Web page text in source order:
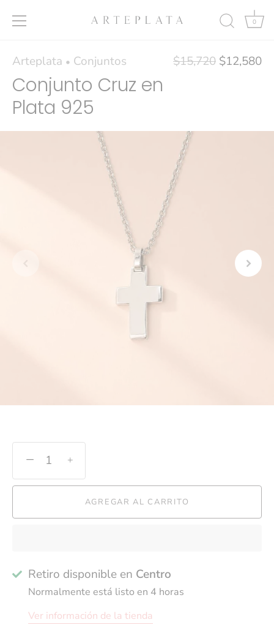
contenido
0
Arteplata • Conjuntos $15,720 $12,580
Conjunto Cruz en
Plata 925
− +
AGREGAR AL CARRITO
Retiro disponible en Centro
Normalmente está listo en 4 horas
Ver información de la tienda